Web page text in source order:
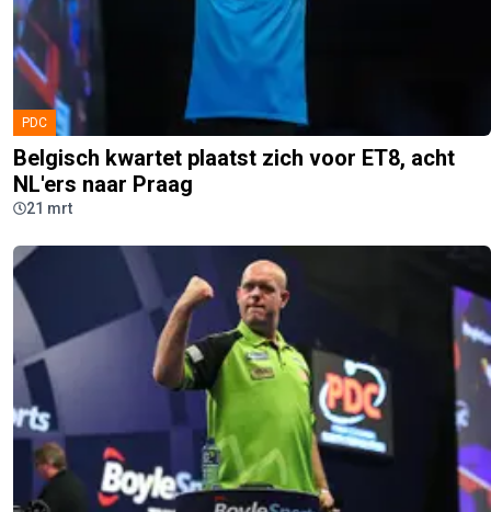
PDC
Belgisch kwartet plaatst zich voor ET8, acht
NL'ers naar Praag
21 mrt